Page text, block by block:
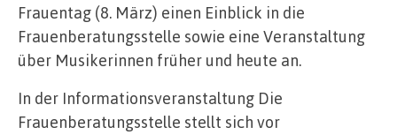
Frauentag (8. März) einen Einblick in die
Frauenberatungsstelle sowie eine Veranstaltung
über Musikerinnen früher und heute an.
In der Informationsveranstaltung Die
Frauenberatungsstelle stellt sich vor